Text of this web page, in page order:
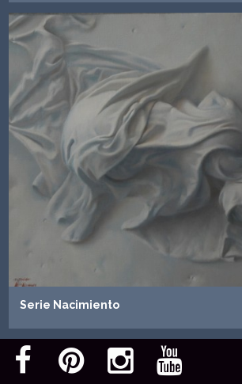
Serie Nacimiento